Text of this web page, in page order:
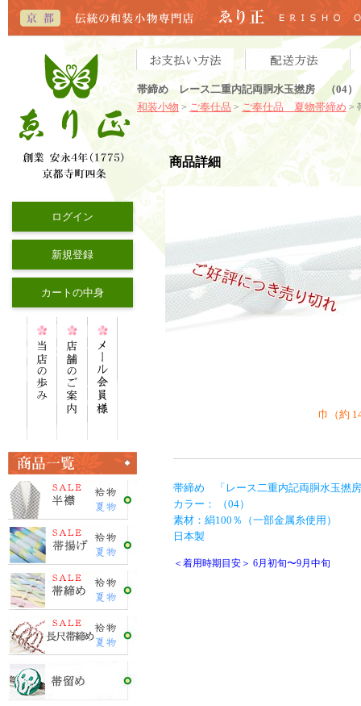
帯締め レース二重内記両胴水玉撚房 （04）
和装小物 > ご奉仕品 > ご奉仕品 夏物帯締め >
ログイン
新規登録
カートの中身
商品詳細
巾（約
帯締め 「レース二重内記両胴水玉撚
カラー： （04）
素材：絹100％（一部金属糸使用）
日本製
＜着用時期目安＞ 6月初旬〜9月中旬